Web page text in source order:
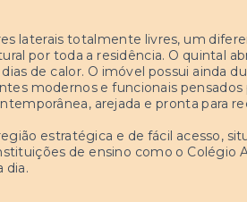
laterais totalmente livres, um
por toda a residência. O quintal
de calor. O imóvel possui ainda
modernos e funcionais pensados
arejada e pronta para
estratégica e de fácil acesso,
de ensino como o Colégio
dia.